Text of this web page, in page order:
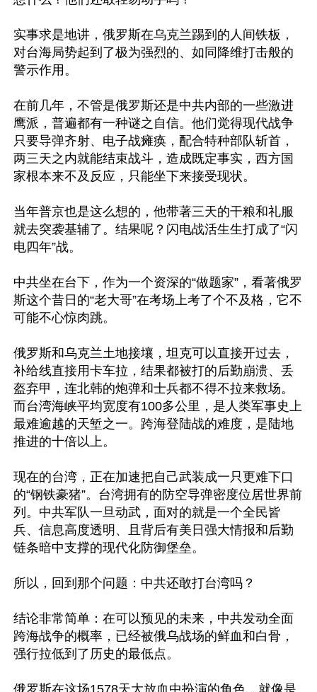
实事求是地讲，俄罗斯在乌克兰踢到的人间铁板，
对台海局势起到了极为强烈的、如同降维打击般的
警示作用。
在前几年，不管是俄罗斯还是中共内部的一些激进
鹰派，普遍都有一种谜之自信。他们觉得现代战争
只要导弹齐射、电子战瘫痪，配合特种部队斩首，
两三天之内就能结束战斗，造成既定事实，西方国
家根本来不及反应，只能坐下来接受现状。
当年普京也是这么想的，他带著三天的干粮和礼服
就去突袭基辅了。结果呢？闪电战活生生打成了“闪
电四年”战。
中共坐在台下，作为一个资深的“做题家”，看著俄罗
斯这个昔日的“老大哥”在考场上考了个不及格，它不
可能不心惊肉跳。
俄罗斯和乌克兰土地接壤，坦克可以直接开过去，
补给线直接用卡车拉，结果都被打的后勤崩溃、丢
盔弃甲，连北韩的炮弹和士兵都不得不拉来救场。
而台湾海峡平均宽度有100多公里，是人类军事史上
最难逾越的天堑之一。跨海登陆战的难度，是陆地
推进的十倍以上。
现在的台湾，正在加速把自己武装成一只更难下口
的“钢铁豪猪”。台湾拥有的防空导弹密度位居世界前
列。中共军队一旦动武，面对的就是一个全民皆
兵、信息高度透明、且背后有美日强大情报和后勤
链条暗中支撑的现代化防御堡垒。
所以，回到那个问题：中共还敢打台湾吗？
结论非常简单：在可以预见的未来，中共发动全面
跨海战争的概率，已经被俄乌战场的鲜血和白骨，
强行拉低到了历史的最低点。
俄罗斯在这场1578天大放血中扮演的角色，就像是